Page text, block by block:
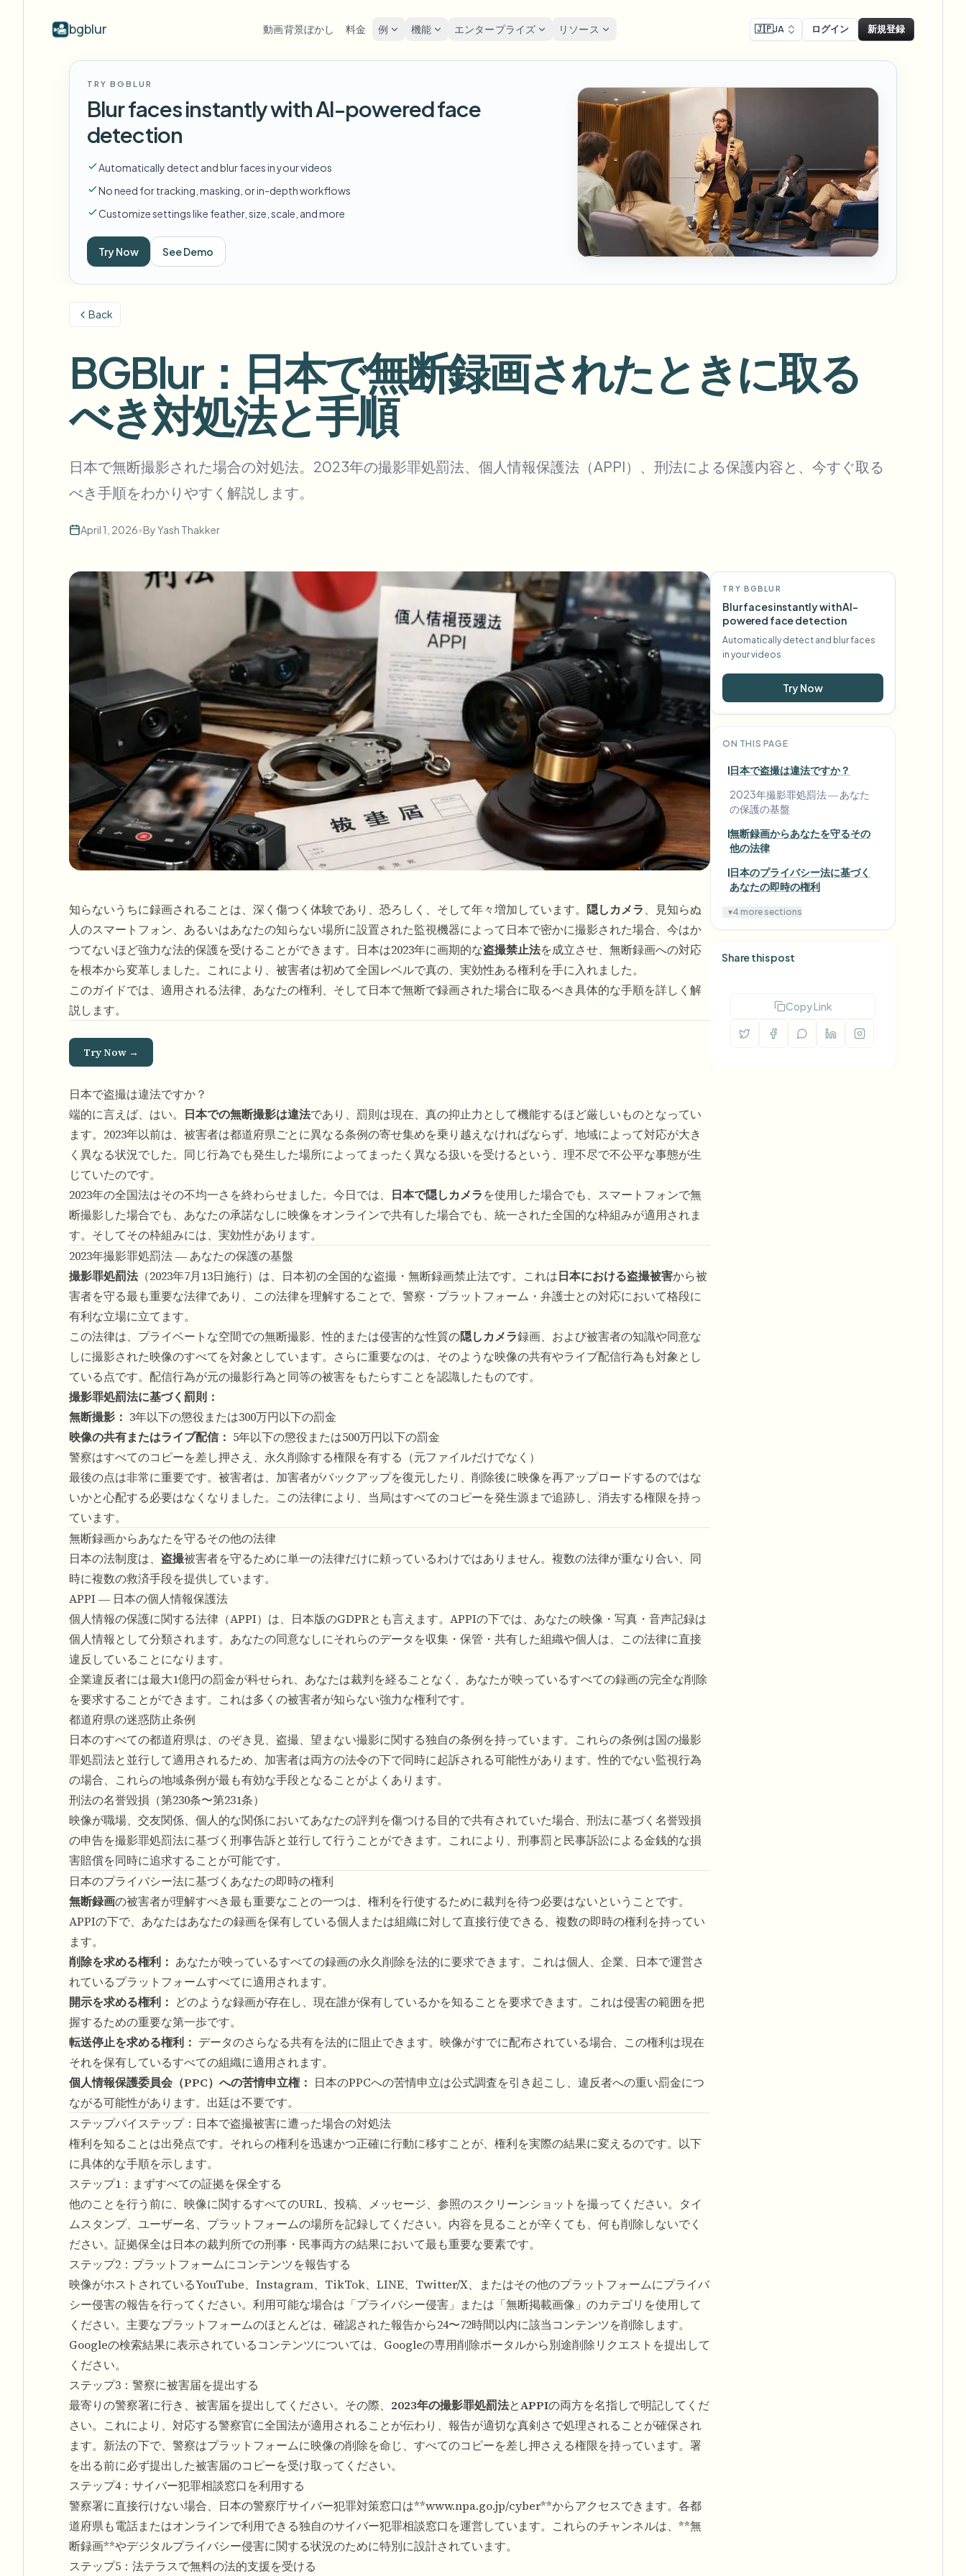
bgblur 動画背景ぼかし 料金 例 機能 エンタープライズ リソース
Hide faces, plates, and backgrounds in
your browser.
Start with a clip
Upload a video and blur in
ナンバープレートを
ぼかす
FAST
顔をぼかす
Frame-by-frame tracking
写真の顔をオンラインで
Blur faces in photos
Team-grade redaction
ボイスアノニマイザー
AI voice masking
Face swap
顔交換 - 画像
Swap faces in images
顔交換 - 動画 NEW
Swap faces in video
AI Video Object
Remover
NEW
Remove objects with scene fill
Ecosystem
ビデオインテリジェンス BETA
Ask questions and get AI summaries
BATCH READY FOR TEAMS
業界別
学校・教育
キャンパスカメラ、講義、地区の一括プライバシー
メディア・エンターテインメント
試写、リリース、コンプライアンス
小売・EC
医療
クリニックと患者向けビデオガバナンス
公共部門
一括顔の匿名化
大量バッチ、保持、SLA
一括ナンバープレートぼかし
フリート、ドライブレコーダー、駐車場を大規模に
高スループットパイプライン
企業ゾーン、ポリシー、レビュー
お問い合わせフォーム
ボリューム、コンプライアンス、統合についてご相談ください。
大量処理対応
エコシステム
ブログ
Answers to common questions
Privacy compliance research reports
Free video and image editing tools
Browse by workflow or use case
Explore our full product lineup
顔、ナンバープレート、背景のぼか
しと選択的な隠蔽の実際のクリッ
プ。
すべての例を見る
覧する
顔をぼかす
Frame-by-frame face tracking
Dashcam & street footage
背景をぼかす
スクリーン録画のぼかし
Tutorials & demo redaction
GDPRコンプライアンスぼかし
Privacy-compliant redaction
ストリートインタビューぼかし
Bystander & face privacy
ゲーム＆配信ぼかし
🇯🇵JA ログイン 新規登録
TRY BGBLUR
Blur faces instantly with AI-powered face
detection
Automatically detect and blur faces in your videos
No need for tracking, masking, or in-depth workflows
Customize settings like feather, size, scale, and more
Try Now See Demo
Back
BGBlur：日本で無断録画されたときに取る
べき対処法と手順
日本で無断撮影された場合の対処法。2023年の撮影罪処罰法、個人情報保護法（APPI）、刑法による保護内容と、今すぐ取る
べき手順をわかりやすく解説します。
April 1, 2026•ByYash Thakker
知らないうちに録画されることは、深く傷つく体験であり、恐ろしく、そして年々増加しています。 隠しカメラ、見知らぬ
人のスマートフォン、あるいはあなたの知らない場所に設置された監視機器によって日本で密かに撮影された場合、今はか
つてないほど強力な法的保護を受けることができます。日本は2023年に画期的な盗撮禁止法を成立させ、無断録画への対応
を根本から変革しました。これにより、被害者は初めて全国レベルで真の、実効性ある権利を手に入れました。
このガイドでは、適用される法律、あなたの権利、そして日本で無断で録画された場合に取るべき具体的な手順を詳しく解
説します。
Try Now →
日本で盗撮は違法ですか？
端的に言えば、はい。 日本での無断撮影は違法であり、罰則は現在、真の抑止力として機能するほど厳しいものとなってい
ます。2023年以前は、被害者は都道府県ごとに異なる条例の寄せ集めを乗り越えなければならず、地域によって対応が大き
く異なる状況でした。同じ行為でも発生した場所によってまったく異なる扱いを受けるという、理不尽で不公平な事態が生
じていたのです。
2023年の全国法はその不均一さを終わらせました。今日では、 日本で隠しカメラを使用した場合でも、スマートフォンで無
断撮影した場合でも、あなたの承諾なしに映像をオンラインで共有した場合でも、統一された全国的な枠組みが適用されま
す。そしてその枠組みには、実効性があります。
2023年撮影罪処罰法 ― あなたの保護の基盤
撮影罪処罰法（2023年7月13日施行）は、日本初の全国的な盗撮・無断録画禁止法です。これは日本における盗撮被害から被
害者を守る最も重要な法律であり、この法律を理解することで、警察・プラットフォーム・弁護士との対応において格段に
有利な立場に立てます。
この法律は、プライベートな空間での無断撮影、性的または侵害的な性質の隠しカメラ録画、および被害者の知識や同意な
しに撮影された映像のすべてを対象としています。さらに重要なのは、そのような映像の共有やライブ配信行為も対象とし
ている点です。配信行為が元の撮影行為と同等の被害をもたらすことを認識したものです。
撮影罪処罰法に基づく罰則：
無断撮影： 3年以下の懲役または300万円以下の罰金
映像の共有またはライブ配信： 5年以下の懲役または500万円以下の罰金
警察はすべてのコピーを差し押さえ、永久削除する権限を有する（元ファイルだけでなく）
最後の点は非常に重要です。被害者は、加害者がバックアップを復元したり、削除後に映像を再アップロードするのではな
いかと心配する必要はなくなりました。この法律により、当局はすべてのコピーを発生源まで追跡し、消去する権限を持っ
ています。
無断録画からあなたを守るその他の法律
日本の法制度は、 盗撮被害者を守るために単一の法律だけに頼っているわけではありません。複数の法律が重なり合い、同
時に複数の救済手段を提供しています。
APPI ― 日本の個人情報保護法
個人情報の保護に関する法律（APPI）は、日本版のGDPRとも言えます。APPIの下では、あなたの映像・写真・音声記録は
個人情報として分類されます。あなたの同意なしにそれらのデータを収集・保管・共有した組織や個人は、この法律に直接
違反していることになります。
企業違反者には最大1億円の罰金が科せられ、あなたは裁判を経ることなく、あなたが映っているすべての録画の完全な削除
を要求することができます。これは多くの被害者が知らない強力な権利です。
都道府県の迷惑防止条例
日本のすべての都道府県は、のぞき見、盗撮、望まない撮影に関する独自の条例を持っています。これらの条例は国の撮影
罪処罰法と並行して適用されるため、加害者は両方の法令の下で同時に起訴される可能性があります。性的でない監視行為
の場合、これらの地域条例が最も有効な手段となることがよくあります。
刑法の名誉毀損（第230条〜第231条）
映像が職場、交友関係、個人的な関係においてあなたの評判を傷つける目的で共有されていた場合、刑法に基づく名誉毀損
の申告を撮影罪処罰法に基づく刑事告訴と並行して行うことができます。これにより、刑事罰と民事訴訟による金銭的な損
害賠償を同時に追求することが可能です。
日本のプライバシー法に基づくあなたの即時の権利
無断録画の被害者が理解すべき最も重要なことの一つは、権利を行使するために裁判を待つ必要はないということです。
APPIの下で、あなたはあなたの録画を保有している個人または組織に対して直接行使できる、複数の即時の権利を持ってい
ます。
削除を求める権利： あなたが映っているすべての録画の永久削除を法的に要求できます。これは個人、企業、日本で運営さ
れているプラットフォームすべてに適用されます。
開示を求める権利： どのような録画が存在し、現在誰が保有しているかを知ることを要求できます。これは侵害の範囲を把
握するための重要な第一歩です。
転送停止を求める権利： データのさらなる共有を法的に阻止できます。映像がすでに配布されている場合、この権利は現在
それを保有しているすべての組織に適用されます。
個人情報保護委員会（PPC）への苦情申立権： 日本のPPCへの苦情申立は公式調査を引き起こし、違反者への重い罰金につ
ながる可能性があります。出廷は不要です。
ステップバイステップ：日本で盗撮被害に遭った場合の対処法
権利を知ることは出発点です。それらの権利を迅速かつ正確に行動に移すことが、権利を実際の結果に変えるのです。以下
に具体的な手順を示します。
ステップ1：まずすべての証拠を保全する
他のことを行う前に、映像に関するすべてのURL、投稿、メッセージ、参照のスクリーンショットを撮ってください。タイ
ムスタンプ、ユーザー名、プラットフォームの場所を記録してください。内容を見ることが辛くても、何も削除しないでく
ださい。証拠保全は日本の裁判所での刑事・民事両方の結果において最も重要な要素です。
ステップ2：プラットフォームにコンテンツを報告する
映像がホストされているYouTube、Instagram、TikTok、LINE、Twitter/X、またはその他のプラットフォームにプライバ
シー侵害の報告を行ってください。利用可能な場合は「プライバシー侵害」または「無断掲載画像」のカテゴリを使用して
ください。主要なプラットフォームのほとんどは、確認された報告から24〜72時間以内に該当コンテンツを削除します。
Googleの検索結果に表示されているコンテンツについては、Googleの専用削除ポータルから別途削除リクエストを提出して
ください。
ステップ3：警察に被害届を提出する
最寄りの警察署に行き、被害届を提出してください。その際、 2023年の撮影罪処罰法とAPPIの両方を名指しで明記してくだ
さい。これにより、対応する警察官に全国法が適用されることが伝わり、報告が適切な真剣さで処理されることが確保され
ます。新法の下で、警察はプラットフォームに映像の削除を命じ、すべてのコピーを差し押さえる権限を持っています。署
を出る前に必ず提出した被害届のコピーを受け取ってください。
ステップ4：サイバー犯罪相談窓口を利用する
警察署に直接行けない場合、日本の警察庁サイバー犯罪対策窓口は**www.npa.go.jp/cyber**からアクセスできます。各都
道府県も電話またはオンラインで利用できる独自のサイバー犯罪相談窓口を運営しています。これらのチャンネルは、**無
断録画**やデジタルプライバシー侵害に関する状況のために特別に設計されています。
ステップ5：法テラスで無料の法的支援を受ける
TRY BGBLUR
Blur faces instantly with AI-
powered face detection
Automatically detect and blur faces
in your videos
Try Now
ON THIS PAGE
日本で盗撮は違法ですか？
2023年撮影罪処罰法 ― あなた
の保護の基盤
無断録画からあなたを守るその
他の法律
日本のプライバシー法に基づく
あなたの即時の権利
▾4 more sections
Share this post
Copy Link